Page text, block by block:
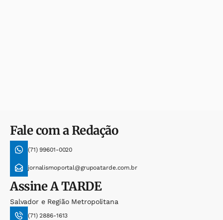
Fale com a Redação
(71) 99601-0020
jornalismoportal@grupoatarde.com.br
AssineA TARDE
Salvador e Região Metropolitana
(71) 2886-1613